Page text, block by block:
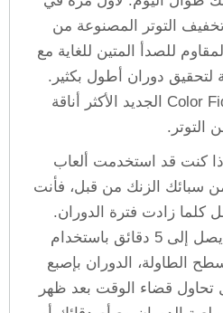
التوتر المصنوعة من
للصدأ المتين للغاية مع
دوران أطول بكثير.
احصل على Color Fidget Spinner الجديد الأكثر أناقة
التوتر.
5 دقائق - إذا كنت قد استخدمت ألعاب
سبائك الزنك من قبل، فأنت
كلما زادت فترة الدوران.
احصل على دوران أطول يصل إلى 5 دقائق باستخدام
الطاولة، الدوران بإصبع
تحاول قضاء الوقت بعد ظهر